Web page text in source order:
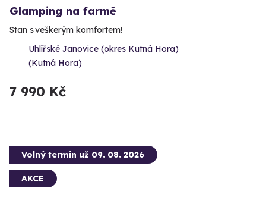
Glamping na farmě
Stan s veškerým komfortem!
Uhlířské Janovice (okres Kutná Hora)
(Kutná Hora)
7 990 Kč
Volný termín už 09. 08. 2026
AKCE